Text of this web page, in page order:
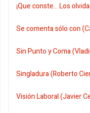
¡Que conste... Los
Se comenta sólo con
Sin Punto y Coma
Singladura (Roberto
Visión Laboral (Javier